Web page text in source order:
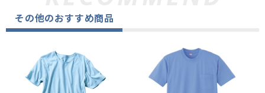
その他のおすすめ商品